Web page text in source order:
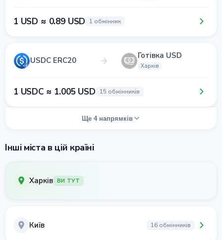
1 USD ≈ 0.89 USD 1 обмінник
USDC ERC20 Готівка USD
Харків
1 USDC ≈ 1.005 USD 15 обмінників
Ще 4 напрямків
Інші міста в цій країні
Харків ВИ ТУТ
Київ 16 обмінників